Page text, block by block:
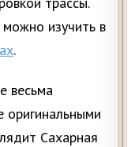
изучить в
.
весьма
оригинальными
Сахарная